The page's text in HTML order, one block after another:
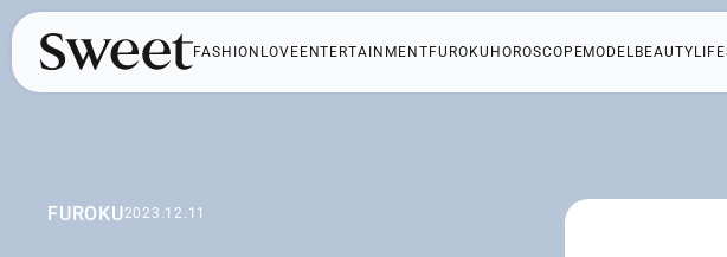
FASHION LOVE ENTERTAINMENT FUROKU HOROSCOPEMODELBEAUTY
FUROKU2023.12.11